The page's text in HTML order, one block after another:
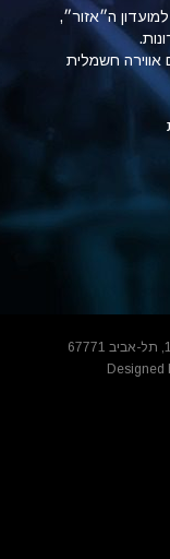
ה״אזור״,
אווירה חשמלית
Designed